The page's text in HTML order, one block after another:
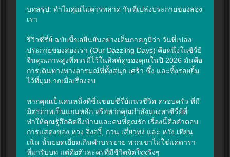
บทสรุป: ทำไมคุณไม่ควรพลาด วันที่เปล่งประกายของสอง
เรา
รีวิวซีรี่ย์ ฉบับนี้ขอยืนยันอย่างเต็มภาคภูมิว่า วันที่เปล่ง
ประกายของสองเรา (Our Dazzling Days) คือหนึ่งในซีรี่ย์
จีนคุณภาพสูงที่ควรมีไว้ในลิสต์ดูของคุณในปี 2026 มันคือ
การเดินทางทางอารมณ์ที่ทั้งสนุก เศร้า ซึ้ง และทิ้งรอยยิ้ม
ไว้ที่มุมปากเมื่อเรื่องจบ
หากคุณเป็นคนหนึ่งที่ชื่นชอบซีรี่ย์แนวชีวิต ครอบครัว ที่มี
มิตรภาพเป็นแกนหลัก หรือหากคุณกำลังมองหาซีรี่ย์ที่
ทำให้คุณรู้สึกคิดถึงบ้านและคนที่คุณรัก เรื่องนี้คือคำตอบ
การแสดงของ หวง จิ่งอวี้, กวน เสี่ยวทง และ หวัง เทียน
เฉิน นั้นยอดเยี่ยมเกินคำบรรยาย พวกเขาไม่ใช่แค่ดารา
ที่มารับบท แต่คือตัวละครที่มีชีวิตจิตใจจริงๆ